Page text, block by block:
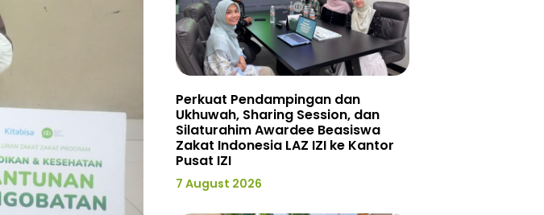
Perkuat Pendampingan dan
Ukhuwah, Sharing Session, dan
Silaturahim Awardee Beasiswa
Zakat Indonesia LAZ IZI ke Kantor
Pusat IZI
7 August 2026